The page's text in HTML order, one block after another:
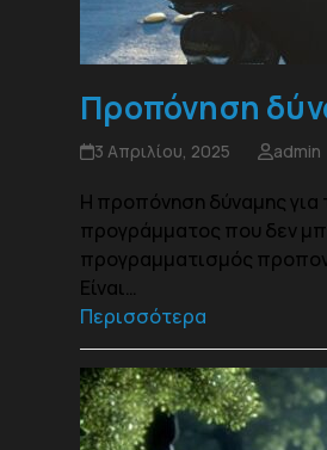
Προπόνηση
3 Απριλίου, 2025 admin
H προπόνηση δύναμης για
προγράμματος που δεν
προγραμματισμός
Είναι…
Περισσότερα